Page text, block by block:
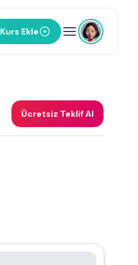
Kurs Ekle
Ücretsiz Teklif Al